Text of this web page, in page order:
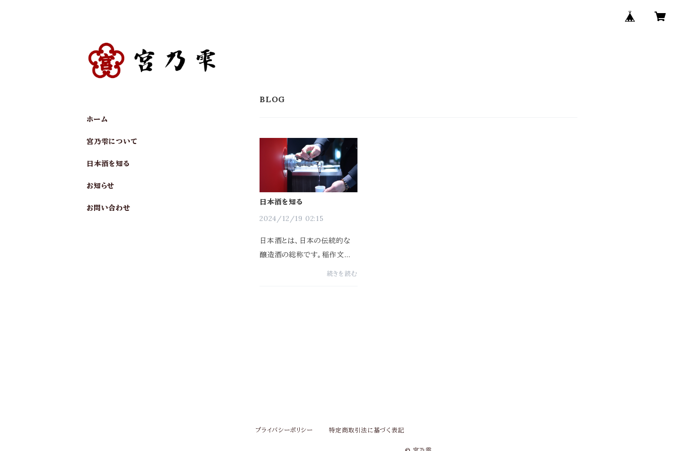
日本酒を知る
2024/12/19 02:15
日本酒とは、日本の伝統的な
醸造酒の総称です。稲作文化
が深く根づく日本において、古
続きを読む
ホーム
宮乃雫について
日本酒を知る
お知らせ
お問い合わせ
プライバシーポリシー 特定商取引法に基づく表記